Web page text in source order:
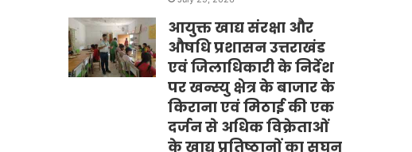
आयुक्त खाद्य संरक्षा और
औषधि प्रशासन उत्तराखंड
एवं जिलाधिकारी के निर्देश
पर खन्स्यु क्षेत्र के बाजार के
किराना एवं मिठाई की एक
दर्जन से अधिक विक्रेताओं
के खाद्य प्रतिष्ठानों का सघन